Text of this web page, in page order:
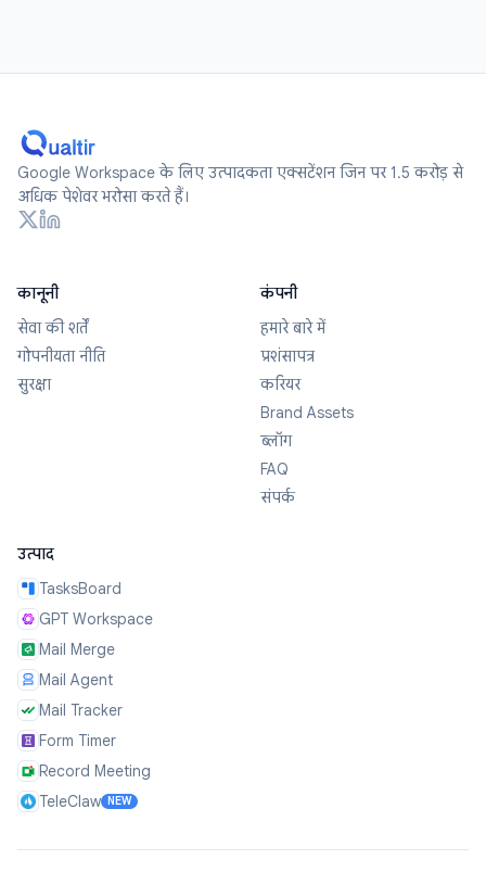
Google Workspace के लिए उत्पादकता एक्सटेंशन जिन पर 1.5 करोड़ से
अधिक पेशेवर भरोसा करते हैं।
कानूनी
सेवा की शर्तें
गोपनीयता नीति
सुरक्षा
कंपनी
हमारे बारे में
प्रशंसापत्र
करियर
Brand Assets
ब्लॉग
FAQ
संपर्क
उत्पाद
TasksBoard
GPT Workspace
Mail Merge
Mail Agent
Mail Tracker
Form Timer
Record Meeting
TeleClaw NEW